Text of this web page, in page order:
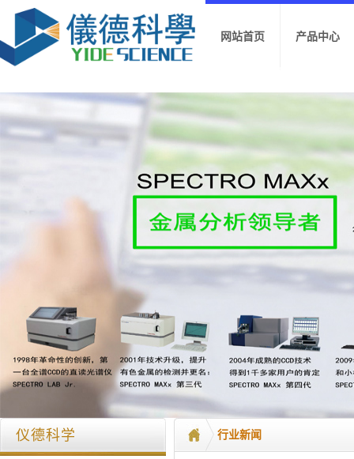
网站首页 产品中心
仪德科学 行业新闻